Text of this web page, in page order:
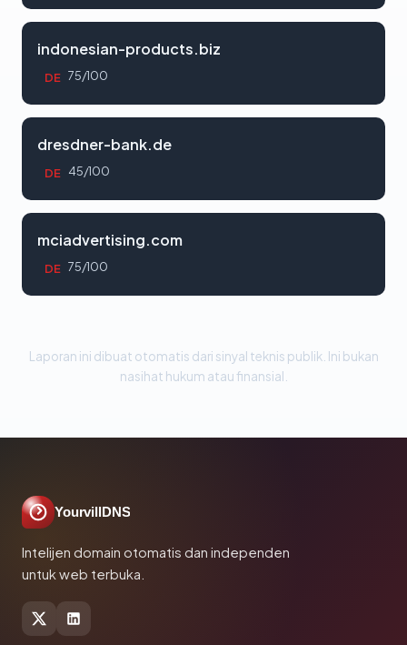
indonesian-products.biz
DE 75/100
dresdner-bank.de
DE 45/100
mciadvertising.com
DE 75/100
Laporan ini dibuat otomatis dari sinyal teknis publik. Ini bukan
nasihat hukum atau finansial.
YourvillDNS
Intelijen domain otomatis dan independen
untuk web terbuka.